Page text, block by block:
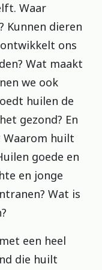
Waar
Kunnen dieren
ons
Wat maakt
we ook
huilen de
gezond? En
Waarom huilt
goede en
en jonge
Wat is
een heel
die huilt